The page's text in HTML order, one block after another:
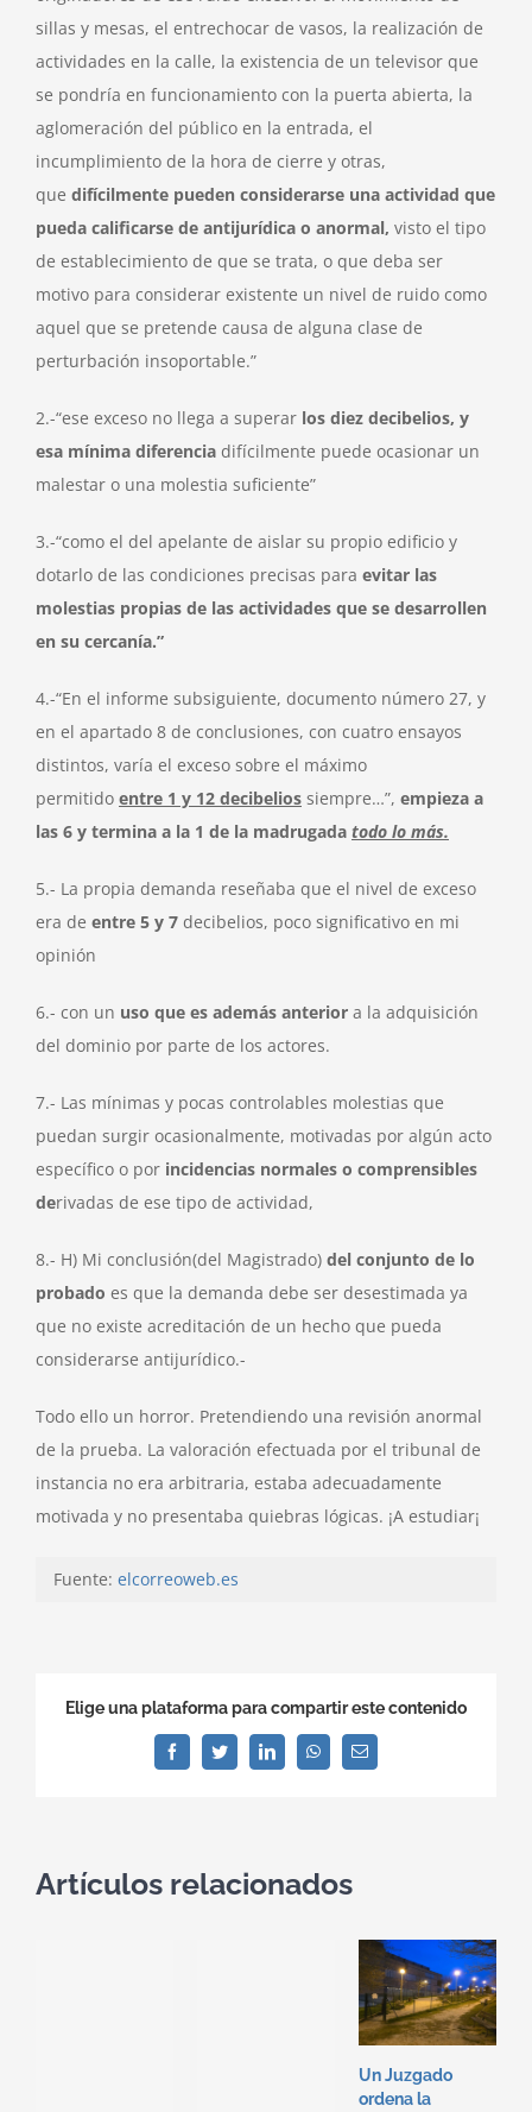
sillas y mesas, el entrechocar de vasos, la realización de
actividades en la calle, la existencia de un televisor que
se pondría en funcionamiento con la puerta abierta, la
aglomeración del público en la entrada, el
incumplimiento de la hora de cierre y otras,
que difícilmente pueden considerarse una actividad que
pueda calificarse de antijurídica o anormal, visto el tipo
de establecimiento de que se trata, o que deba ser
motivo para considerar existente un nivel de ruido como
aquel que se pretende causa de alguna clase de
perturbación insoportable.”
2.-“ese exceso no llega a superar los diez decibelios, y
esa mínima diferencia difícilmente puede ocasionar un
malestar o una molestia suficiente”
3.-“como el del apelante de aislar su propio edificio y
dotarlo de las condiciones precisas para evitar las
molestias propias de las actividades que se desarrollen
en su cercanía.”
4.-“En el informe subsiguiente, documento número 27, y
en el apartado 8 de conclusiones, con cuatro ensayos
distintos, varía el exceso sobre el máximo
permitido entre 1 y 12 decibelios siempre…”, empieza a
las 6 y termina a la 1 de la madrugada todo lo más.
5.- La propia demanda reseñaba que el nivel de exceso
era de entre 5 y 7 decibelios, poco significativo en mi
opinión
6.- con un uso que es además anterior a la adquisición
del dominio por parte de los actores.
7.- Las mínimas y pocas controlables molestias que
puedan surgir ocasionalmente, motivadas por algún acto
específico o por incidencias normales o comprensibles
derivadas de ese tipo de actividad,
8.- H) Mi conclusión(del Magistrado) del conjunto de lo
probado es que la demanda debe ser desestimada ya
que no existe acreditación de un hecho que pueda
considerarse antijurídico.-
Todo ello un horror. Pretendiendo una revisión anormal
de la prueba. La valoración efectuada por el tribunal de
instancia no era arbitraria, estaba adecuadamente
motivada y no presentaba quiebras lógicas. ¡A estudiar¡
Fuente: elcorreoweb.es
Elige una plataforma para compartir este contenido
FacebookTwitterLinkedInWhatsAppCorreo
electrónico
Artículos relacionados
Un Juzgado
ordena la